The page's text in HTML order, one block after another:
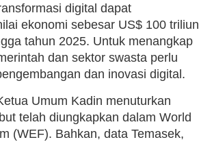
digital dapat
ekonomi sebesar US$ 100 triliun
tahun 2025. Untuk menangkap
dan sektor swasta perlu
dan inovasi digital.
Umum Kadin menuturkan
telah diungkapkan dalam World
(WEF). Bahkan, data Temasek,